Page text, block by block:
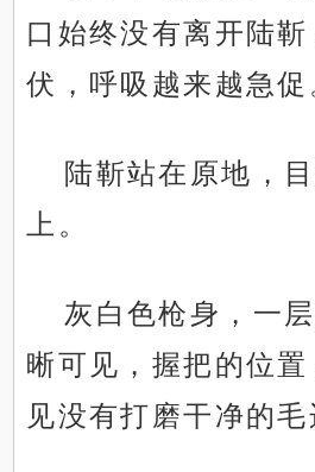
口始终没有离开陆
伏，呼吸越来越急促
陆靳站在原地，
上。
灰白色枪身，一
晰可见，握把的位
见没有打磨干净的毛